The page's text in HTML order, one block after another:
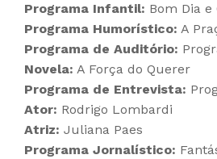
Programa Infantil: Bom Dia e
Programa Humorístico: A
Programa de Auditório:
Novela: A Força do Querer
Programa de Entrevista:
Ator: Rodrigo Lombardi
Atriz: Juliana Paes
Programa Jornalístico: